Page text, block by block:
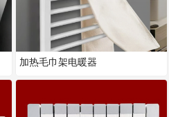
加热毛巾架电暖器